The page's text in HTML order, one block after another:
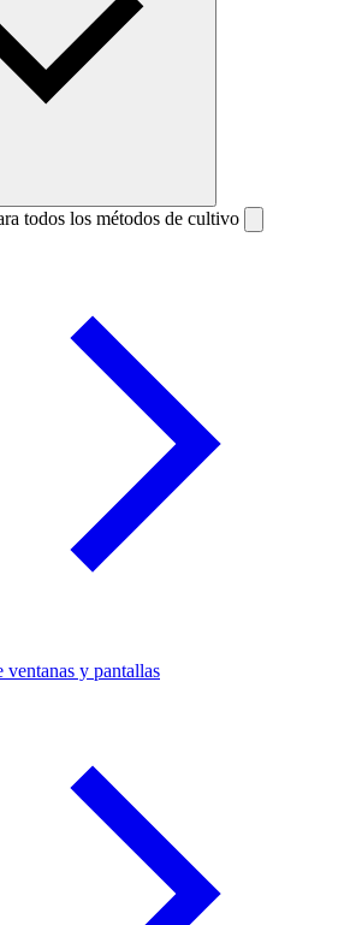
todos los métodos de cultivo
ventanas y pantallas